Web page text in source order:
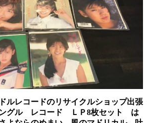
ルレコードのリサイクルショップ出張
グル レコード ＬＰ8枚セット は